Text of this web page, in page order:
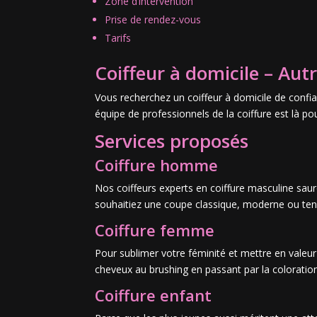
Prise de rendez-vous
Tarifs
Coiffeur à domicile –
Vous recherchez un coiffeur à domicile de
équipe de professionnels de la coiffure est là
Services proposés
Coiffure homme
Nos coiffeurs experts en coiffure masculine
souhaitiez une coupe classique, moderne ou
Coiffure femme
Pour sublimer votre féminité et mettre en
cheveux au brushing en passant par la
Coiffure enfant